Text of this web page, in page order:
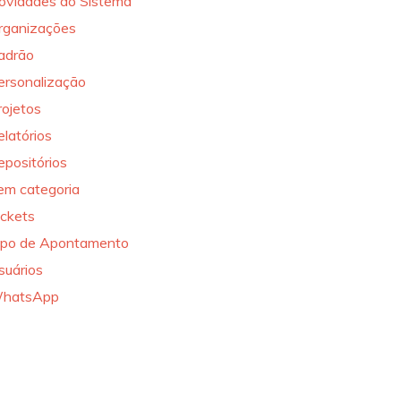
categoria
de Apontamento